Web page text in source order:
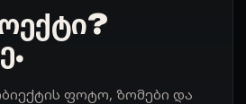
ფოტო, ზომები და